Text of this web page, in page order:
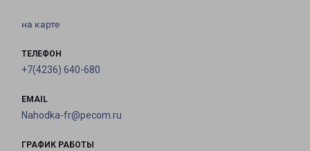
на карте
ТЕЛЕФОН
+7(4236) 640-680
EMAIL
Nahodka-fr@pecom.ru
ГРАФИК РАБОТЫ